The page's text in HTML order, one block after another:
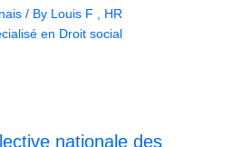
/ By Louis F , HR
en Droit social
nationale des